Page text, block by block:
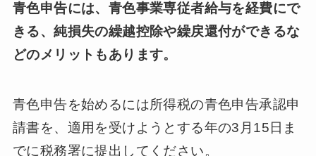
青色申告には、青色事業専従者給与を経費にで
きる、純損失の繰越控除や繰戻還付ができるな
どのメリットもあります。
青色申告を始めるには所得税の青色申告承認申
請書を、適用を受けようとする年の3月15日ま
でに税務署に提出してください。